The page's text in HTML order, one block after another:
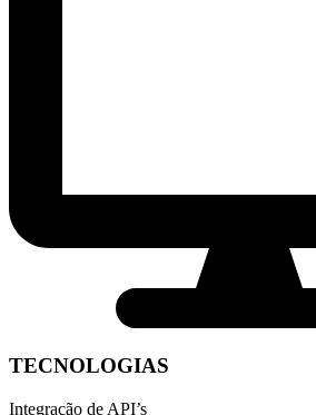
TECNOLOGIAS
Integração de API’s